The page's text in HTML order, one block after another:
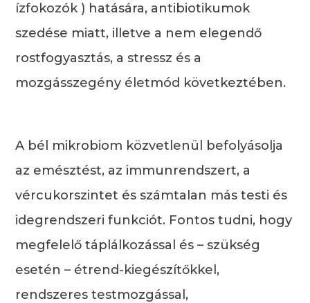
ízfokozók ) hatására, antibiotikumok
szedése miatt, illetve a nem elegendő
rostfogyasztás, a stressz és a
mozgásszegény életmód következtében.
A bél mikrobiom közvetlenül befolyásolja
az emésztést, az immunrendszert, a
vércukorszintet és számtalan más testi és
idegrendszeri funkciót. Fontos tudni, hogy
megfelelő táplálkozással és – szükség
esetén – étrend-kiegészítőkkel,
rendszeres testmozgással,